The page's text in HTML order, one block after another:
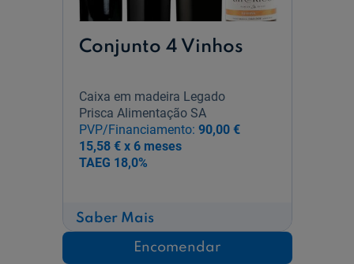
Conjunto 4 Vinhos
Caixa em madeira Legado
Prisca Alimentação SA
PVP/Financiamento: 90,00 €
15,58 € x 6 meses
TAEG 18,0%
Saber Maissobre
Conjunto
4
Vinhos
Encomendar